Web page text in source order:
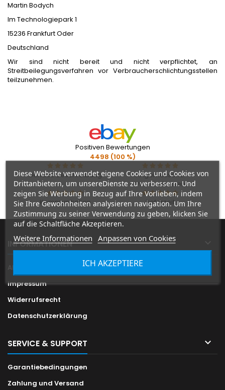
Martin Bodych
Im Technologiepark 1
15236 Frankfurt Oder
Deutschland
Wir sind nicht bereit und nicht verpflichtet, an
Streitbeilegungsverfahren vor Verbraucherschlichtungsstellen
teilzunehmen.
Positiven Bewertungen
4498 (100 %)
Genaue Beschreibung
Angemessene
Versandkosten
Kommunikation
Lieferzeit
INFORMATIONEN
Allgemeine Geschäftsbedingungen
Impressum
Widerrufsrecht
Datenschutzerklärung
SERVICE & SUPPORT 
Garantiebedingungen
Zahlung und Versand
Diese Website verwendet eigene Cookies und Cookies von
Drittanbietern, um unsereDienste zu verbessern. Und
zeigen Sie Werbung in Bezug auf Ihre Vorlieben, indem
Sie Ihre Gewohnheiten analysieren navigation. Um Ihre
Zustimmung zu seiner Verwendung zu geben, klicken Sie
auf die Schaltfläche Akzeptieren.
Weitere Informationen Anpassen von Cookies
ICH AKZEPTIERE